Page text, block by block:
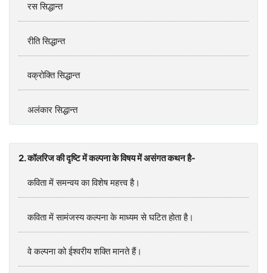
रस सिद्धान्त
रीति सिद्धान्त
वक्रोक्ति सिद्धान्त
अलंकार सिद्धान्त
2. कॉलरिज की दृष्टि में कल्पना के विषय में असंगत कथन है-
कविता में समन्वय का विशेष महत्त्व है।
कविता में सामंजस्य कल्पना के माध्यम से घटित होता है।
वे कल्पना को ईश्वरीय शक्ति मानते हैं।